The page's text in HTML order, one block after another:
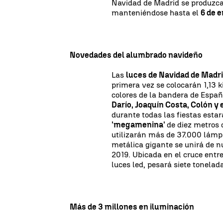
Navidad de Madrid se
manteniéndose hasta el6 de
Novedades del alumbrado navideño
Las luces de Navidad de
primera vez se colocarán
colores de la bandera de
Darío, Joaquín Costa, Colón
durante todas las fiestas
'megamenina'de diez metros
utilizarán más de 37.000
metálica gigante se unirá de
2019. Ubicada en el cruce
luces led, pesará siete
Más de 3 millones en iluminación